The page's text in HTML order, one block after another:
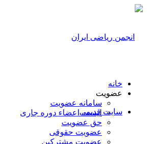
سایت قدیمی
خانه
عضویت
سامانه عضویت
لیست اعضاء دوره جاری
حق عضویت
عضویت حقوقی
عضویت مشترکین